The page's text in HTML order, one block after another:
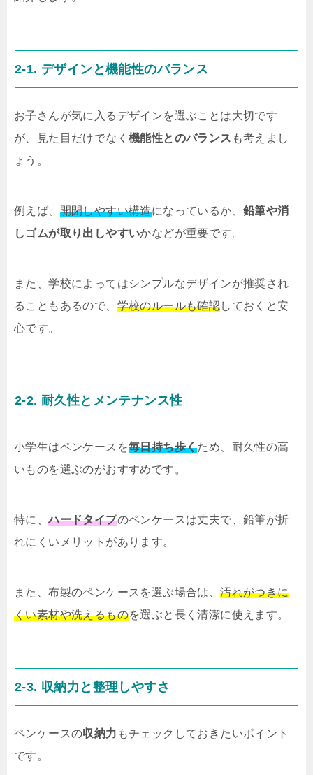
2-1. デザインと機能性のバランス
お子さんが気に入るデザインを選ぶことは大切です
が、見た目だけでなく 機能性とのバランス も考えまし
ょう。
例えば、 開閉しやすい構造になっているか、鉛筆や消
しゴムが取り出しやすいかなどが重要です。
また、学校によってはシンプルなデザインが推奨され
ることもあるので、 学校のルールも確認しておくと安
心です。
2-2. 耐久性とメンテナンス性
小学生はペンケースを毎日持ち歩くため、耐久性の高
いものを選ぶのがおすすめです。
特に、ハードタイプのペンケースは丈夫で、鉛筆が折
れにくいメリットがあります。
また、布製のペンケースを選ぶ場合は、汚れがつきに
くい素材や洗えるものを選ぶと長く清潔に使えます。
2-3. 収納力と整理しやすさ
ペンケースの収納力 もチェックしておきたいポイント
です。